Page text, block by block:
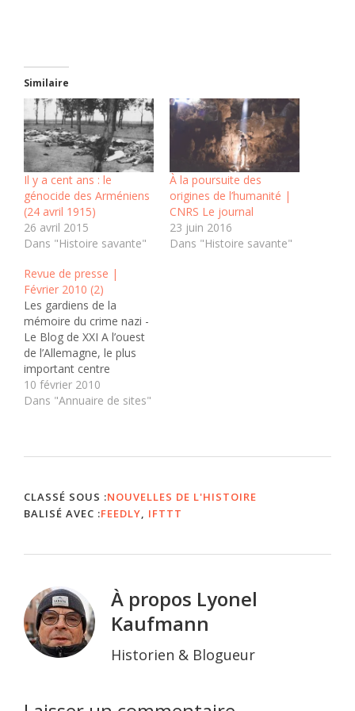
Similaire
Il y a cent ans : le
génocide des Arméniens
(24 avril 1915)
26 avril 2015
Dans "Histoire savante"
À la poursuite des
origines de l’humanité |
CNRS Le journal
23 juin 2016
Dans "Histoire savante"
Revue de presse |
Février 2010 (2)
Les gardiens de la
mémoire du crime nazi -
Le Blog de XXI A l’ouest
de l’Allemagne, le plus
important centre
d’enquête sur les crimes
nazis poursuit son travail.
criminels nazis leur
raison…
10 février 2010
Dans "Annuaire de sites"
CLASSÉ SOUS :NOUVELLES DE L'HISTOIRE
BALISÉ AVEC :FEEDLY, IFTTT
À propos Lyonel
Kaufmann
Historien & Blogueur